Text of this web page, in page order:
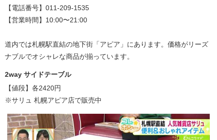
【電話番号】011-209-1535
【営業時間】10:00〜21:00
道内では札幌駅直結の地下街「アピア」にあります。価格がリーズ
ナブルでオシャレな商品が揃っています。
2way サイドテーブル
【値段】各2420円
※サリュ 札幌アピア店で販売中